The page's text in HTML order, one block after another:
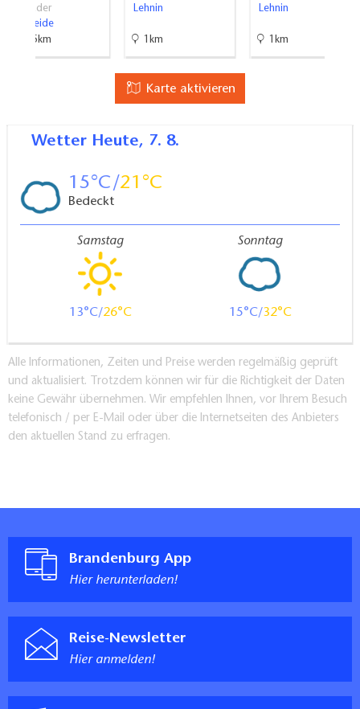
Freibäder
Borkheide
16.5km
Lehnin
1km
Lehnin
1km
Karte aktivieren
Wetter Heute, 7. 8.
15 21
Bedeckt
Samstag
13 26
Sonntag
15 32
Alle Informationen, Zeiten und Preise werden regelmäßig geprüft
und aktualisiert. Trotzdem können wir für die Richtigkeit der Daten
keine Gewähr übernehmen. Wir empfehlen Ihnen, vor Ihrem Besuch
telefonisch / per E-Mail oder über die Internetseiten des Anbieters
den aktuellen Stand zu erfragen.
Brandenburg App
Hier herunterladen!
Reise-Newsletter
Hier anmelden!